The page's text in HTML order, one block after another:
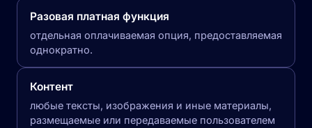
Разовая платная функция
отдельная оплачиваемая опция, предоставляемая
однократно.
Контент
любые тексты, изображения и иные материалы,
размещаемые или передаваемые пользователем